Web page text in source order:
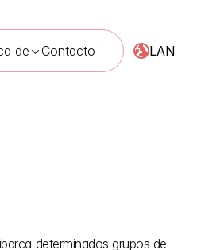
de Contacto LAN
determinados grupos de